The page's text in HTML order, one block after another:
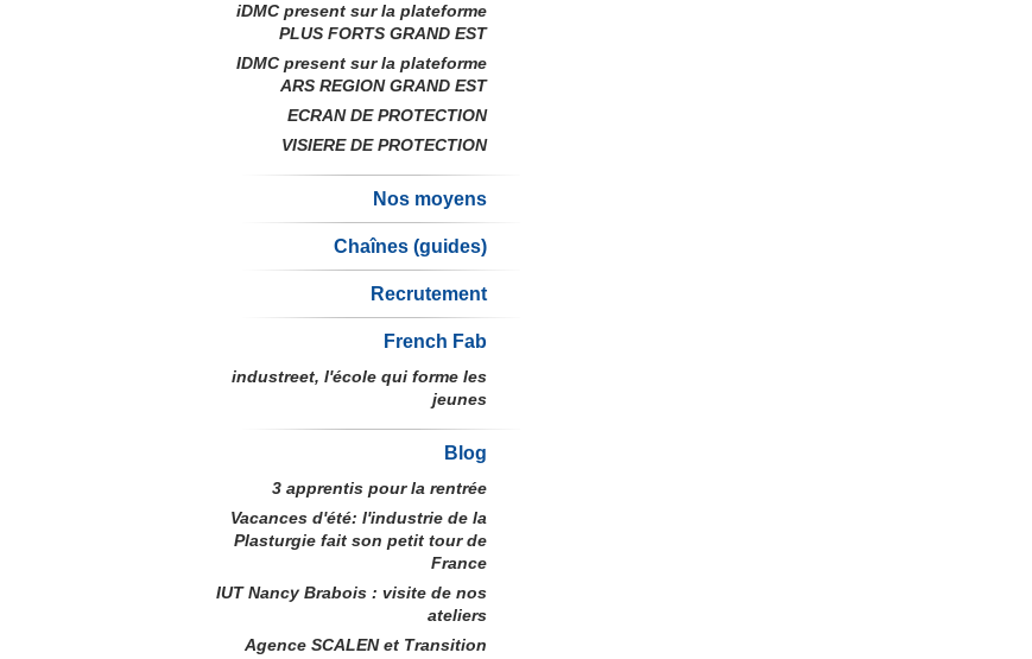
iDMC present sur la plateforme
PLUS FORTS GRAND EST
IDMC present sur la plateforme
ARS REGION GRAND EST
ECRAN DE PROTECTION
VISIERE DE PROTECTION
Nos moyens
Chaînes (guides)
Recrutement
French Fab
industreet, l'école qui forme les
jeunes
Blog
3 apprentis pour la rentrée
Vacances d'été: l'industrie de la
Plasturgie fait son petit tour de
France
IUT Nancy Brabois : visite de nos
ateliers
Agence SCALEN et Transition